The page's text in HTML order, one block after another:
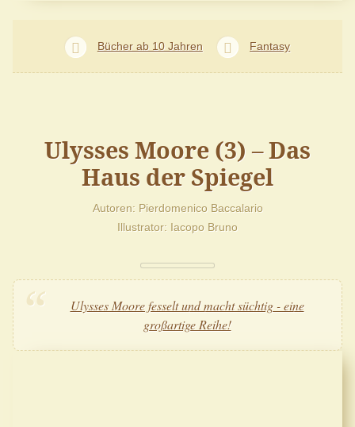
Bücher ab 10 Jahren Fantasy
Ulysses Moore (3) – Das
Haus der Spiegel
Autoren Pierdomenico Baccalario
Illustrator Iacopo Bruno
Ulysses Moore fesselt und macht süchtig - eine
großartige Reihe!